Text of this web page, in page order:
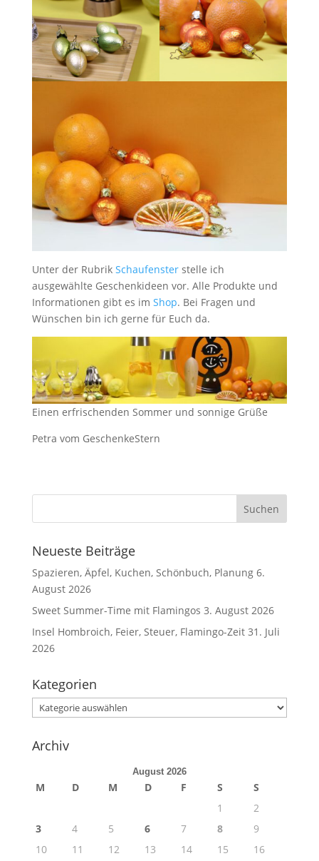
Unter der Rubrik Schaufensterstelle ich
ausgewählte Geschenkideen vor. Alle Produkte und
Informationen gibt es im Shop. Bei Fragen und
Wünschen bin ich gerne für Euch da.
Einen erfrischenden Sommer und sonnige Grüße
Petra vom GeschenkeStern
Neueste Beiträge
Spazieren, Äpfel, Kuchen, Schönbuch, Planung 6.
August 2026
Sweet Summer-Time mit Flamingos 3. August 2026
Insel Hombroich, Feier, Steuer, Flamingo-Zeit 31. Juli
2026
Kategorien
Kategorien
Archiv
August 2026
M D M D F S
S
1
2
3
4 5 6 7 8
9
10
11 12 13 14 15 16